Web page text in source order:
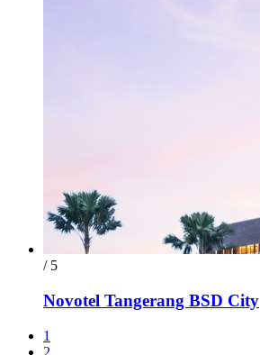
/ 5
Novotel Tangerang BSD City
1
2